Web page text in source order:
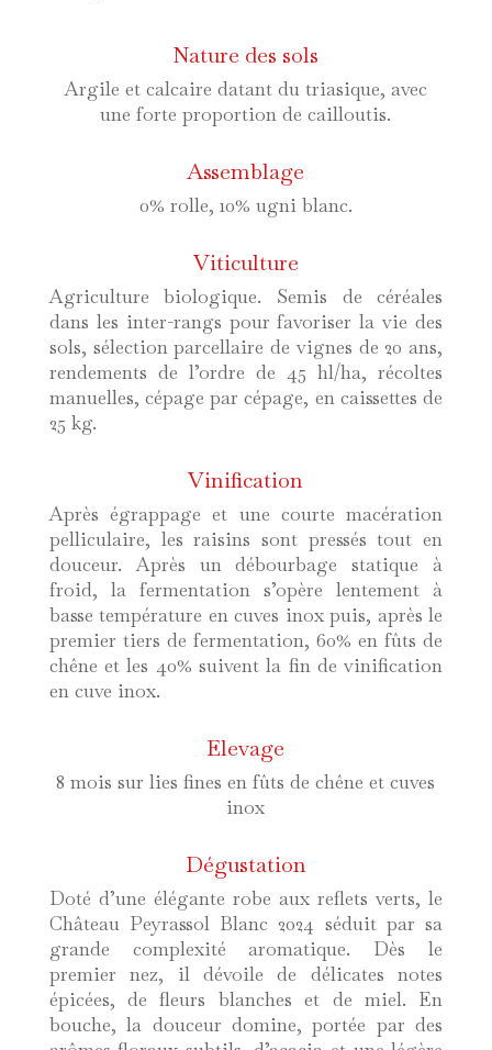
Nature des sols
Argile et calcaire datant du triasique, avec
une forte proportion de cailloutis.
Assemblage
0% rolle, 10% ugni blanc.
Viticulture
Agriculture biologique. Semis de céréales
dans les inter-rangs pour favoriser la vie des
sols, sélection parcellaire de vignes de 20 ans,
rendements de l’ordre de 45 hl/ha, récoltes
manuelles, cépage par cépage, en caissettes de
25 kg.
Vinification
Après égrappage et une courte macération
pelliculaire, les raisins sont pressés tout en
douceur. Après un débourbage statique à
froid, la fermentation s’opère lentement à
basse température en cuves inox puis, après le
premier tiers de fermentation, 60% en fûts de
chêne et les 40% suivent la fin de vinification
en cuve inox.
Elevage
8 mois sur lies fines en fûts de chêne et cuves
inox
Dégustation
Doté d’une élégante robe aux reflets verts, le
Château Peyrassol Blanc 2024 séduit par sa
grande complexité aromatique. Dès le
premier nez, il dévoile de délicates notes
épicées, de fleurs blanches et de miel. En
bouche, la douceur domine, portée par des